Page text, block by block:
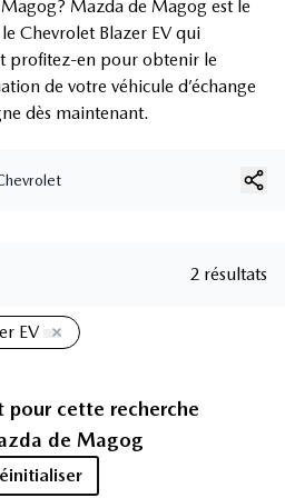
Mazda de Magog est le
Chevrolet Blazer EV qui
profitez-en pour obtenir le
de votre véhicule d’échange
dès maintenant.
2 résultats
EV
pour cette recherche
de Magog